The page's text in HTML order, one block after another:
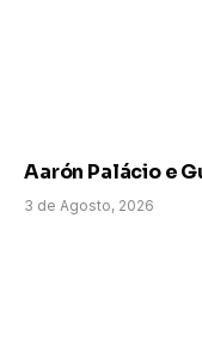
Aarón Palácio e
3 de Agosto, 2026